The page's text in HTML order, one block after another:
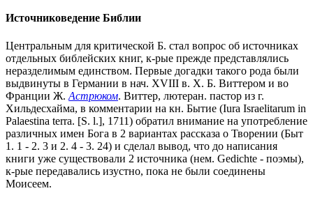
Источниковедение Библии
Центральным для критической Б. стал вопрос об источниках
отдельных библейских книг, к-рые прежде представлялись
неразделимым единством. Первые догадки такого рода были
выдвинуты в Германии в нач. XVIII в. Х. Б. Виттером и во
Франции Ж. Астрюком. Виттер, лютеран. пастор из г.
Хильдесхайма, в комментарии на кн. Бытие (Iura Israelitarum in
Palaestina terra. [S. l.], 1711) обратил внимание на употребление
различных имен Бога в 2 вариантах рассказа о Творении (Быт
1. 1 - 2. 3 и 2. 4 - 3. 24) и сделал вывод, что до написания
книги уже существовали 2 источника (нем. Gedichte - поэмы),
к-рые передавались изустно, пока не были соединены
Моисеем.